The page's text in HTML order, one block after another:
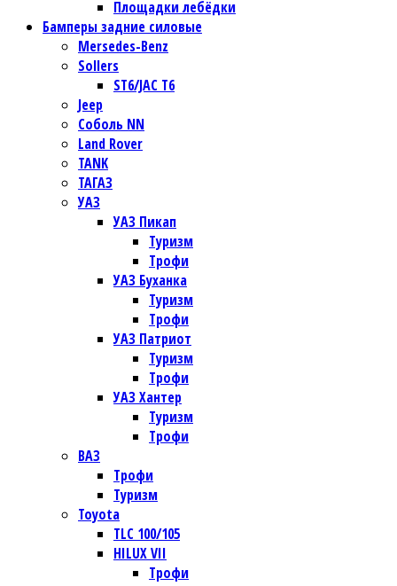
Площадки лебёдки
Бамперы задние силовые
Mersedes-Benz
Sollers
ST6/JAC T6
Jeep
Соболь NN
Land Rover
TANK
ТАГАЗ
УАЗ
УАЗ Пикап
Туризм
Трофи
УАЗ Буханка
Туризм
Трофи
УАЗ Патриот
Туризм
Трофи
УАЗ Хантер
Туризм
Трофи
ВАЗ
Трофи
Туризм
Toyota
TLC 100/105
HILUX VII
Трофи